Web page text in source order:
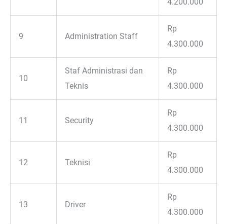
9 Administration Staff
Rp
4.300.000
10
Staf Administrasi dan
Teknis
Rp
4.300.000
11 Security
Rp
4.300.000
12 Teknisi
Rp
4.300.000
13 Driver
Rp
4.300.000